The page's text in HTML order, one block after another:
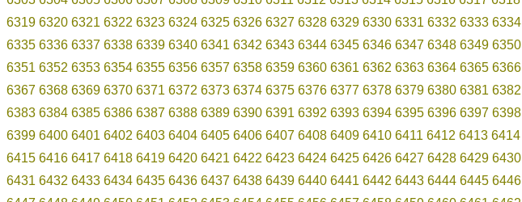
6319 6320 6321 6322 6323 6324 6325 6326 6327 6328 6329 6330 6331 6332 6333 6334
6335 6336 6337 6338 6339 6340 6341 6342 6343 6344 6345 6346 6347 6348 6349 6350
6351 6352 6353 6354 6355 6356 6357 6358 6359 6360 6361 6362 6363 6364 6365 6366
6367 6368 6369 6370 6371 6372 6373 6374 6375 6376 6377 6378 6379 6380 6381 6382
6383 6384 6385 6386 6387 6388 6389 6390 6391 6392 6393 6394 6395 6396 6397 6398
6399 6400 6401 6402 6403 6404 6405 6406 6407 6408 6409 6410 6411 6412 6413 6414
6415 6416 6417 6418 6419 6420 6421 6422 6423 6424 6425 6426 6427 6428 6429 6430
6431 6432 6433 6434 6435 6436 6437 6438 6439 6440 6441 6442 6443 6444 6445 6446